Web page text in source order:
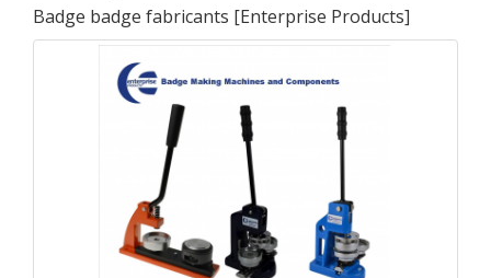
Badge badge fabricants [Enterprise Products]